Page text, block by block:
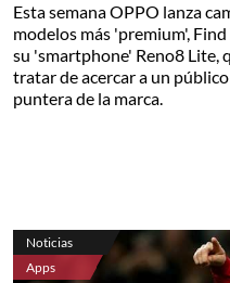
Esta semana OPPO lanza
modelos más 'premium',
su 'smartphone' Reno8 Lite,
tratar de acercar a un
puntera de la marca.
Noticias
Apps